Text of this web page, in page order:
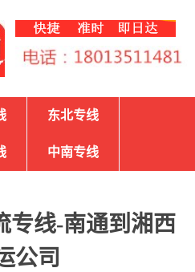
东北专线
中南专线
专线-南通到湘西
公司